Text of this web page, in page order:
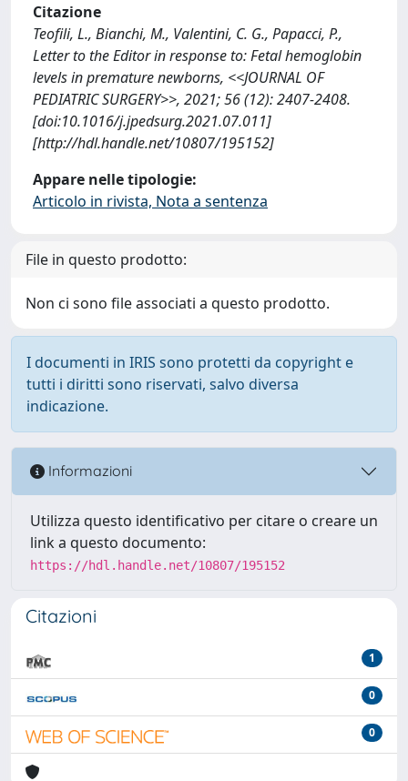
Citazione
Teofili, L., Bianchi, M., Valentini, C. G., Papacci, P.,
Letter to the Editor in response to: Fetal hemoglobin
levels in premature newborns, <<JOURNAL OF
PEDIATRIC SURGERY>>, 2021; 56 (12): 2407-2408.
[doi:10.1016/j.jpedsurg.2021.07.011]
[http://hdl.handle.net/10807/195152]
Appare nelle tipologie:
Articolo in rivista, Nota a sentenza
File in questo prodotto:
Non ci sono file associati a questo prodotto.
I documenti in IRIS sono protetti da copyright e
tutti i diritti sono riservati, salvo diversa
indicazione.
Informazioni
Utilizza questo identificativo per citare o creare un
link a questo documento:
https://hdl.handle.net/10807/195152
Citazioni
1
0
0